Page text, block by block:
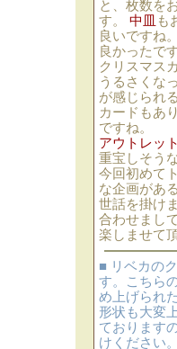
と、枚数を
す。 中皿 も
良いですね
良かったで
クリスマス
うるさくな
が感じられ
カードもあ
ですね。
アウトレット
重宝しそう
今回初めて
な企画があ
世話を掛け
合わせまし
楽しませて
■ リベカの
す。こちら
め上げられた
形状も大変
ております
けください